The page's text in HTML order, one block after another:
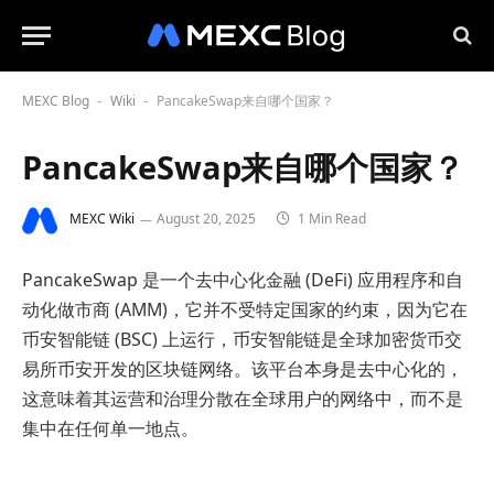
MEXC Blog - Wiki - PancakeSwap来自哪个国家？
PancakeSwap来自哪个国家？
MEXC Wiki August 20, 2025 1 Min Read
PancakeSwap 是一个去中心化金融 (DeFi) 应用程序和自
动化做市商 (AMM)，它并不受特定国家的约束，因为它在
币安智能链 (BSC) 上运行，币安智能链是全球加密货币交
易所币安开发的区块链网络。该平台本身是去中心化的，
这意味着其运营和治理分散在全球用户的网络中，而不是
集中在任何单一地点。